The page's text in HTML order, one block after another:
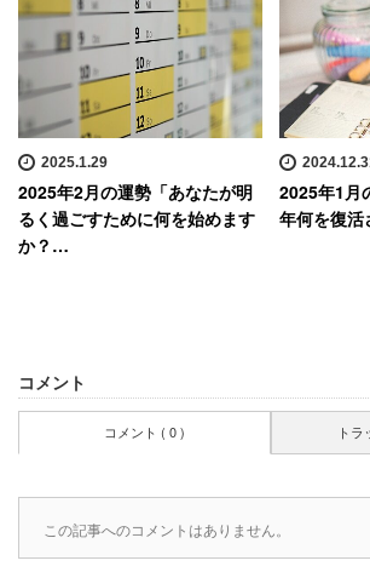
2025.1.29
2025年2月の運勢「あなたが明
るく過ごすために何を始めます
か？…
2025年1月
年何を復活
コメント
コメント ( 0 ) ト
この記事へのコメントはありません。